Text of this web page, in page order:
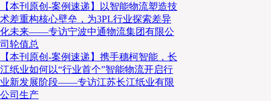
【本刊原创-案例速递】以智能物流塑造技
术差重构核心壁垒，为3PL行业探索差异
化未来——专访宁波中通物流集团有限公
司轮值总
【本刊原创-案例速递】携手穗柯智能，长
江纸业如何以“行业首个”智能物流开启行
业新发展阶段——专访江苏长江纸业有限
公司生产